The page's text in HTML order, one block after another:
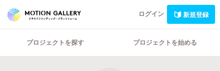
ログイン 新規登録
プロジェクトを探す プロジェクトを始める